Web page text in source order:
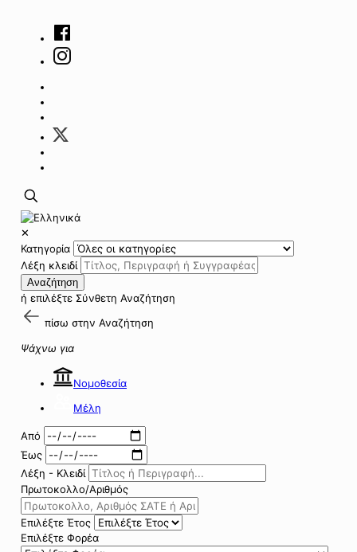
✕
Κατηγορία
Λέξη κλειδί
Αναζήτηση
ή επιλέξτε Σύνθετη Αναζήτηση
πίσω στην Αναζήτηση
Ψάχνω για
Νομοθεσία
Μέλη
Από
Έως
Λέξη - Κλειδί
Πρωτοκολλο/Αριθμός
Επιλέξτε Έτος
Επιλέξτε Φορέα